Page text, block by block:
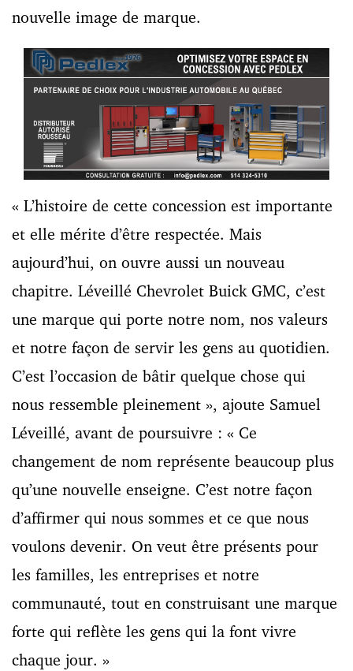
nouvelle image de marque.
« L’histoire de cette concession est importante
et elle mérite d’être respectée. Mais
aujourd’hui, on ouvre aussi un nouveau
chapitre. Léveillé Chevrolet Buick GMC, c’est
une marque qui porte notre nom, nos valeurs
et notre façon de servir les gens au quotidien.
C’est l’occasion de bâtir quelque chose qui
nous ressemble pleinement », ajoute Samuel
Léveillé, avant de poursuivre : « Ce
changement de nom représente beaucoup plus
qu’une nouvelle enseigne. C’est notre façon
d’affirmer qui nous sommes et ce que nous
voulons devenir. On veut être présents pour
les familles, les entreprises et notre
communauté, tout en construisant une marque
forte qui reflète les gens qui la font vivre
chaque jour. »